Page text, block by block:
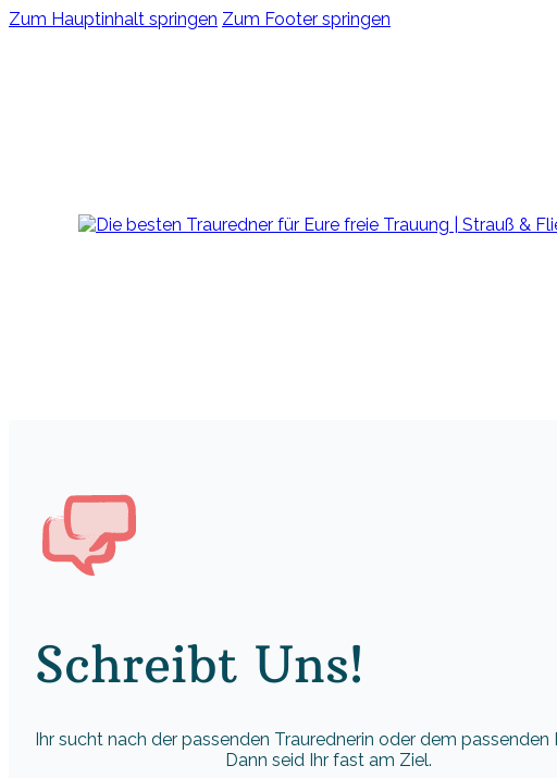
Zum Hauptinhalt springen Zum Footer springen
Schreibt Uns!
Ihr sucht nach der passenden Traurednerin oder dem passenden
Dann seid Ihr fast am Ziel.